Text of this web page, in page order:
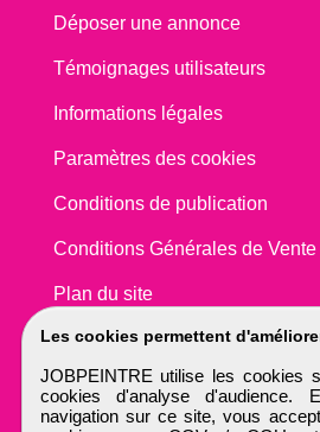
Les cookies permettent
JOBPEINTRE utilise les cookies
cookies d'analyse d'audience.
navigation sur ce site, vous
Déposer une annonce
Témoignages utilisateurs
Informations légales
Paramètres des cookies
Conditions de publication
Conditions Générales de Vente
Plan du site